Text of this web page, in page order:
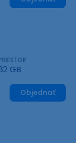
GB
Objednať